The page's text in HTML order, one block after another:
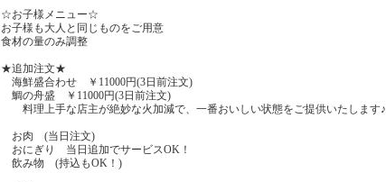
☆お子様メニュー☆
お子様も大人と同じものをご用意
食材の量のみ調整
★追加注文★
海鮮盛合わせ ￥11000円(3日前注文)
鯛の舟盛 ￥11000円(3日前注文)
料理上手な店主が絶妙な火加減で、一番おいしい状態をご提供いたします♪
お肉 (当日注文)
おにぎり 当日追加でサービスOK！
飲み物 (持込もOK！)